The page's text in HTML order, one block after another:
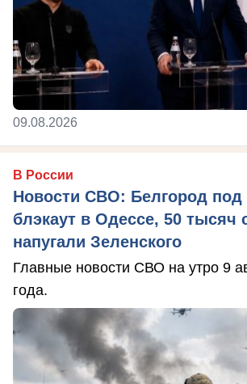
09.08.2026
В России
Новости СВО: Белгород под
блэкаут в Одессе, 50 тысяч
напугали Зеленского
Главные новости СВО на утро 9
года.